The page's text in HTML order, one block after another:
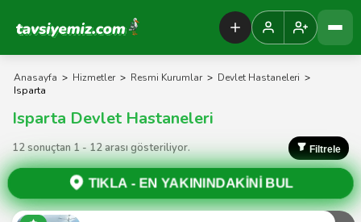
Tavsiyemiz Anasayfa
Anasayfa > Hizmetler > Resmi Kurumlar > Devlet Hastaneleri >
Isparta
Isparta Devlet Hastaneleri
12 sonuçtan 1 - 12 arası gösteriliyor. Filtrele
TIKLA - EN YAKININDAKİNİ BUL